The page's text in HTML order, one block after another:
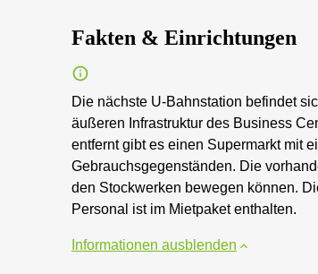
Fakten & Einrichtungen
Die nächste U-Bahnstation befindet
äußeren Infrastruktur des Business
entfernt gibt es einen Supermarkt mit
Gebrauchsgegenständen. Die
den Stockwerken bewegen können.
Personal ist im Mietpaket enthalten.
Informationen ausblenden